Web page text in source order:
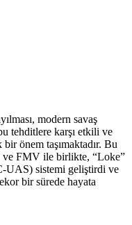
modern savaş
tehditlere karşı etkili ve
önem taşımaktadır. Bu
ve FMV ile birlikte, “Loke”
UAS) sistemi geliştirdi ve
bir sürede hayata